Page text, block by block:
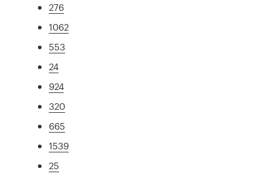
276
1062
553
24
924
320
665
1539
25